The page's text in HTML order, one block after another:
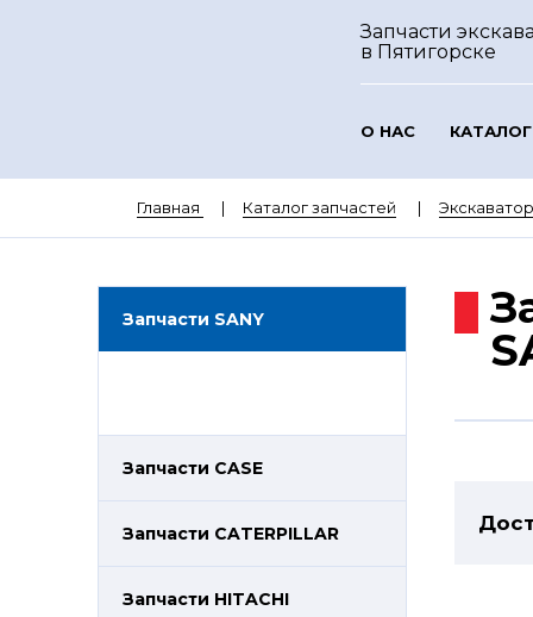
Запчасти
в Пятигорске
О НАС
Главная Каталог запчастей
Запчасти SANY
Запчасти CASE
Запчасти CATERPILLAR
Запчасти HITACHI